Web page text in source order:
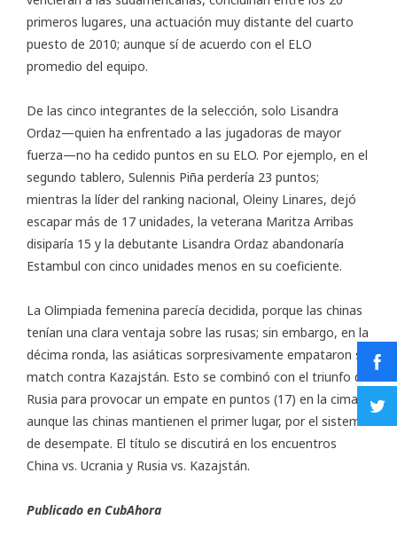
primeros lugares, una actuación muy distante del cuarto
puesto de 2010; aunque sí de acuerdo con el ELO
promedio del equipo.
De las cinco integrantes de la selección, solo Lisandra
Ordaz—quien ha enfrentado a las jugadoras de mayor
fuerza—no ha cedido puntos en su ELO. Por ejemplo, en el
segundo tablero, Sulennis Piña perdería 23 puntos;
mientras la líder del ranking nacional, Oleiny Linares, dejó
escapar más de 17 unidades, la veterana Maritza Arribas
disiparía 15 y la debutante Lisandra Ordaz abandonaría
Estambul con cinco unidades menos en su coeficiente.
La Olimpiada femenina parecía decidida, porque las chinas
tenían una clara ventaja sobre las rusas; sin embargo, en la
décima ronda, las asiáticas sorpresivamente empataron su
match contra Kazajstán. Esto se combinó con el triunfo de
Rusia para provocar un empate en puntos (17) en la cima;
aunque las chinas mantienen el primer lugar, por el sistema
de desempate. El título se discutirá en los encuentros
China vs. Ucrania y Rusia vs. Kazajstán.
Publicado en CubAhora